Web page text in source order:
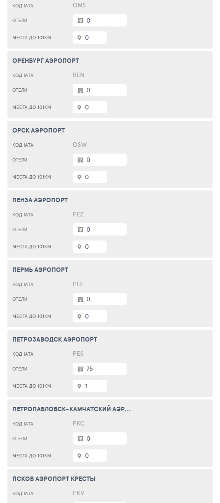
OMS
0
0
ОРЕНБУРГ АЭРОПОРТ
REN
0
0
ОРСК АЭРОПОРТ
OSW
0
0
ПЕНЗА АЭРОПОРТ
PEZ
0
0
ПЕРМЬ АЭРОПОРТ
PEE
0
0
ПЕТРОЗАВОДСК АЭРОПОРТ
PES
75
1
ПЕТРОПАВЛОВСК-КАМЧАТСКИЙ АЭРОПОРТ ЕЛИЗОВО
PKC
0
0
ПСКОВ АЭРОПОРТ КРЕСТЫ
PKV